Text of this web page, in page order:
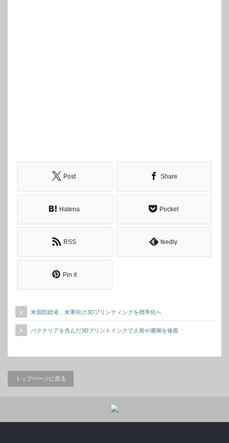
Post Share
Hatena Pocket
RSS feedly
Pin it
米国防総省、米軍向け3Dプリンティングを標準化へ
バクテリアを含んだ3Dプリントインクで人骨や珊瑚を修復
トップページに戻る